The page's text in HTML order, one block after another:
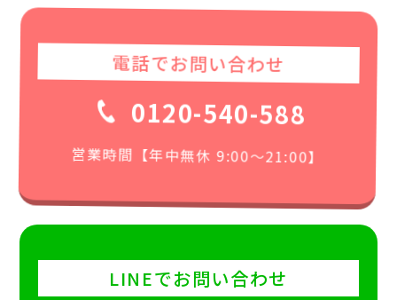
電話でお問い合わせ
0120-540-588
営業時間【年中無休 9:00〜21:00】
LINEでお問い合わせ